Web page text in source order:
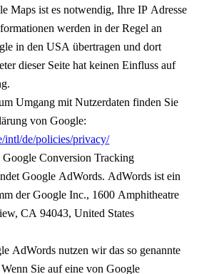
Maps ist es notwendig, Ihre IP Adresse
werden in der Regel an
in den USA übertragen und dort
dieser Seite hat keinen Einfluss auf
Umgang mit Nutzerdaten finden Sie
von Google:
de/policies/privacy/
Conversion Tracking
Google AdWords. AdWords ist ein
der Google Inc., 1600 Amphitheatre
CA 94043, United States
AdWords nutzen wir das so genannte
Sie auf eine von Google